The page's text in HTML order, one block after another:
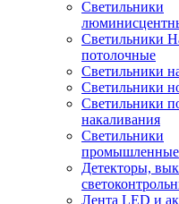
Светильники
Светильники
потолочные
Светильники
Светильники
Светильники
накаливания
Светильники
промышленные
Детекторы,
Лента LED и